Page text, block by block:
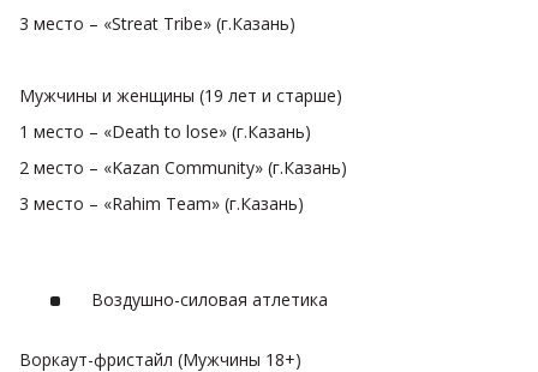
3 место – «Streat Tribe» (г.Казань)
Мужчины и женщины (19 лет и старше)
1 место – «Death to lose» (г.Казань)
2 место – «Kazan Community» (г.Казань)
3 место – «Rahim Team» (г.Казань)
Воздушно-силовая атлетика
Воркаут-фристайл (Мужчины 18+)